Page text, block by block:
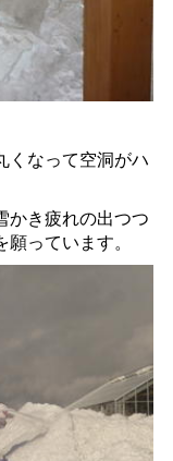
くなって空洞がハ
かき疲れの出つつ
っています。